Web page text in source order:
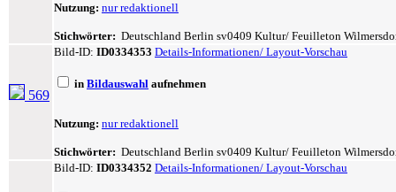
Nutzung: nur redaktionell
Stichwörter: Deutschland Berlin sv0409 Kultur/ Feuilleton
569
Bild-ID: ID0334353 Details-Informationen/ Layout-Vorschau
in Bildauswahl aufnehmen
Nutzung: nur redaktionell
Stichwörter: Deutschland Berlin sv0409 Kultur/ Feuilleton
Bild-ID: ID0334352 Details-Informationen/ Layout-Vorschau